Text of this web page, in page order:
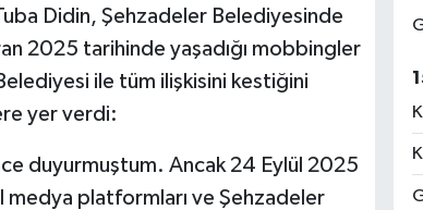
Didin, Şehzadeler Belediyesinde
2025 tarihinde yaşadığı mobbingler
ile tüm ilişkisini kestiğini
yer verdi:
duyurmuştum. Ancak 24 Eylül 2025
platformları ve Şehzadeler